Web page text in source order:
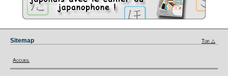
Sitemap Top △
Accueil